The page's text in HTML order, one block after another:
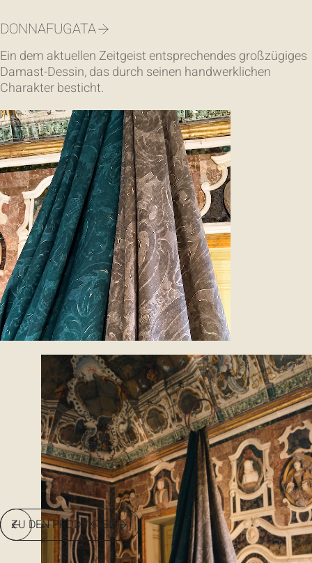
DONNAFUGATA
Ein dem aktuellen Zeitgeist entsprechendes großzügiges
Damast-Dessin, das durch seinen handwerklichen
Charakter besticht.
ZU DEN PRODUKTEN